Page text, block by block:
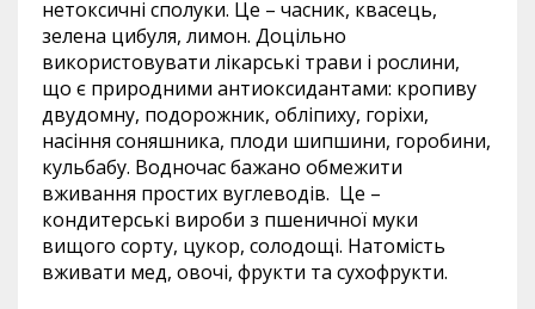
нетоксичні сполуки. Це – часник, квасець,
зелена цибуля, лимон. Доцільно
використовувати лікарські трави і рослини,
що є природними антиоксидантами: кропиву
двудомну, подорожник, обліпиху, горіхи,
насіння соняшника, плоди шипшини, горобини,
кульбабу. Водночас бажано обмежити
вживання простих вуглеводів. Це –
кондитерські вироби з пшеничної муки
вищого сорту, цукор, солодощі. Натомість
вживати мед, овочі, фрукти та сухофрукти.